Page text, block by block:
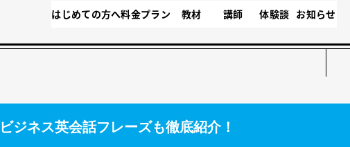
はじめての方へ料金プラン 教材 講師 体験談 お知らせ
ジネス英会話フレーズも徹底紹介！